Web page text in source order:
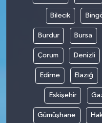
Bilecik
Burdur Bursa
Çorum Denizli
Edirne Elazığ
Eskişehir
Gümüşhane